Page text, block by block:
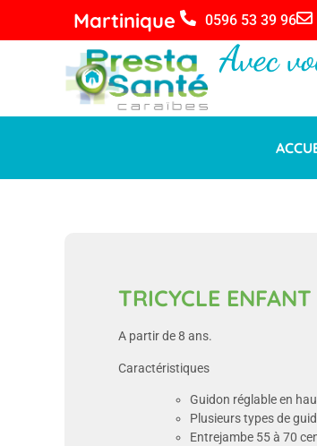
Martinique 0596 53 39 96
Avec
TRICYCLE
A partir de 8 ans.
Caractéristiques
Guidon réglable en
Plusieurs types de
Entrejambe 55 à 70